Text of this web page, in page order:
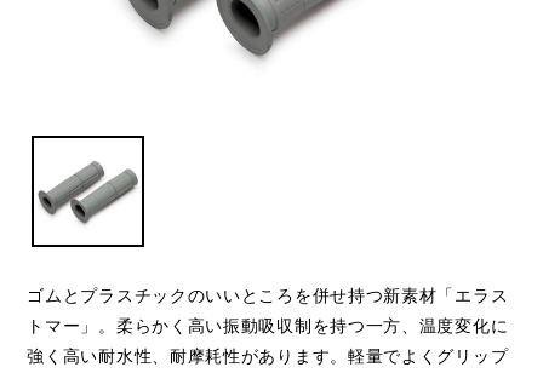
ゴムとプラスチックのいいところを併せ持つ新素材「エラス
トマー」。柔らかく高い振動吸収制を持つ一方、温度変化に
強く高い耐水性、耐摩耗性があります。軽量でよくグリップ